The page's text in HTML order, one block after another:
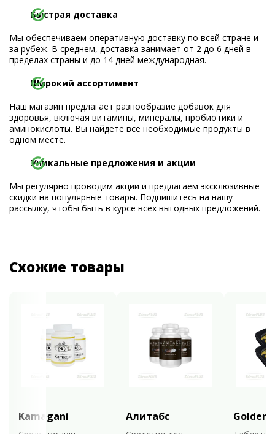
Быстрая доставка
Мы обеспечиваем оперативную доставку по всей стране и
за рубеж. В среднем, доставка занимает от 2 до 6 дней в
пределах страны и до 14 дней международная.
Широкий ассортимент
Наш магазин предлагает разнообразие добавок для
здоровья, включая витамины, минералы, пробиотики и
аминокислоты. Вы найдете все необходимые продукты в
одном месте.
Уникальные предложения и акции
Мы регулярно проводим акции и предлагаем эксклюзивные
скидки на популярные товары. Подпишитесь на нашу
рассылку, чтобы быть в курсе всех выгодных предложений.
Схожие товары
Kamagani Алитабс Golden